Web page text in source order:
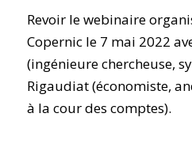
Revoir le webinaire
Copernic le 7 mai 2022
(ingénieure chercheuse,
Rigaudiat (économiste,
à la cour des comptes).